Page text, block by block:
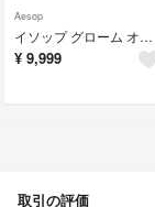
Aesop
イソップ グローム オードパルファム
¥ 9,999
取引の評価